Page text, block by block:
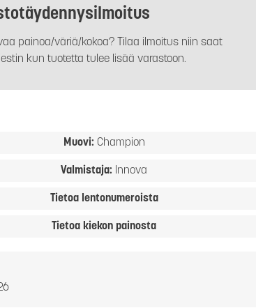
painoa/väriä/kokoa? Tilaa ilmoitus niin saat
kun tuotetta tulee lisää varastoon.
Muovi: Champion
Valmistaja: Innova
Tietoa lentonumeroista
Tietoa kiekon painosta